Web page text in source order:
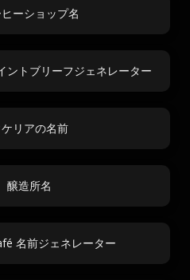
ーショップ名
ントブリーフジェネレーター
ケリアの名前
醸造所名
名前ジェネレーター